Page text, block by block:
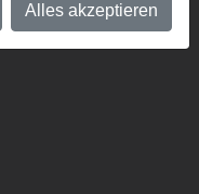
Alles akzeptieren